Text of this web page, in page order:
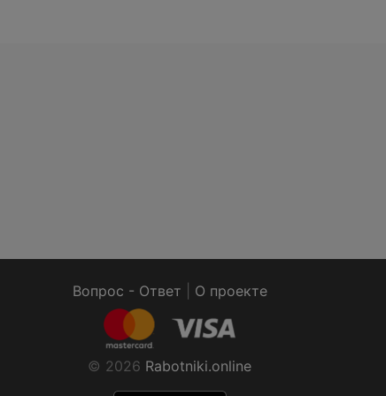
Вопрос - Ответ О проекте
© 2026 Rabotniki.online